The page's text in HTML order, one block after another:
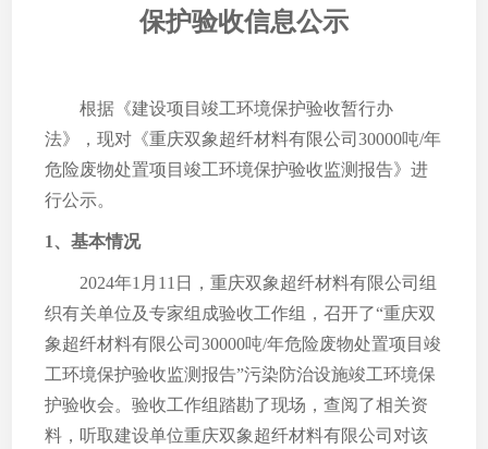
保护验收信息公示
根据《建设项目竣工环境保护验收暂行办
法》，现对《重庆双象超纤材料有限公司30000吨/年
危险废物处置项目竣工环境保护验收监测报告》进
行公示。
1、基本情况
2024年1月11日，重庆双象超纤材料有限公司组
织有关单位及专家组成验收工作组，召开了“重庆双
象超纤材料有限公司30000吨/年危险废物处置项目竣
工环境保护验收监测报告”污染防治设施竣工环境保
护验收会。验收工作组踏勘了现场，查阅了相关资
料，听取建设单位重庆双象超纤材料有限公司对该